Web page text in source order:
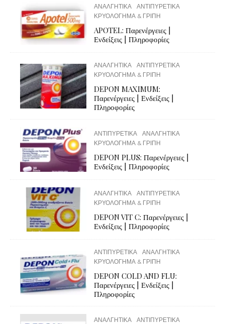
ΑΝΑΛΓΗΤΙΚΑ
ΑΝΤΙΠΥΡΕΤΙΚΑ
ΚΡΥΟΛΟΓΗΜΑ & ΓΡΙΠΗ
APOTEL: Παρενέργειες |
Ενδείξεις | Πληροφορίες
ΑΝΑΛΓΗΤΙΚΑ
ΑΝΤΙΠΥΡΕΤΙΚΑ
ΚΡΥΟΛΟΓΗΜΑ & ΓΡΙΠΗ
DEPON MAXIMUM:
Παρενέργειες | Ενδείξεις |
Πληροφορίες
ΑΝΤΙΠΥΡΕΤΙΚΑ
ΑΝΑΛΓΗΤΙΚΑ
ΚΡΥΟΛΟΓΗΜΑ & ΓΡΙΠΗ
DEPON PLUS: Παρενέργειες |
Ενδείξεις | Πληροφορίες
ΑΝΑΛΓΗΤΙΚΑ
ΑΝΤΙΠΥΡΕΤΙΚΑ
ΚΡΥΟΛΟΓΗΜΑ & ΓΡΙΠΗ
DEPON VIT C: Παρενέργειες |
Ενδείξεις | Πληροφορίες
ΑΝΤΙΠΥΡΕΤΙΚΑ
ΑΝΑΛΓΗΤΙΚΑ
ΚΡΥΟΛΟΓΗΜΑ & ΓΡΙΠΗ
DEPON COLD AND FLU:
Παρενέργειες | Ενδείξεις |
Πληροφορίες
ΑΝΑΛΓΗΤΙΚΑ
ΑΝΤΙΠΥΡΕΤΙΚΑ